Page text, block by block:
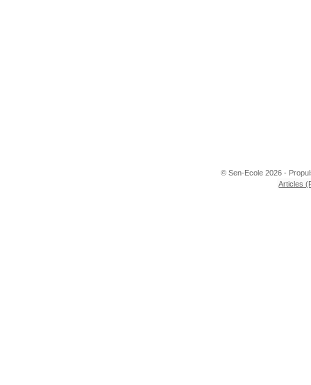
© Sen-Ecole 2026 -
Articles